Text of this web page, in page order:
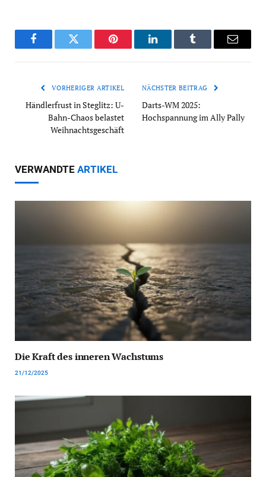
FacebookTwitter Pinterest LinkedInTumblr Email
VORHERIGER ARTIKEL
Händlerfrust in Steglitz: U-
Bahn-Chaos belastet
Weihnachtsgeschäft
NÄCHSTER BEITRAG
Darts-WM 2025:
Hochspannung im Ally Pally
VERWANDTE ARTIKEL
Die Kraft des inneren Wachstums
21/12/2025